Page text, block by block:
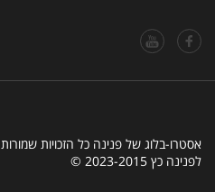
אסטרו-בלוג של פנינה כל הזכויות שמורות
לפנינה כץ 2023-2015 ©